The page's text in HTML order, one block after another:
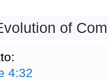
of
4:32